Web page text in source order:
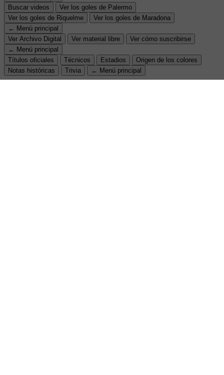
Buscar videos
Ver los goles de Palermo
Ver los goles de Riquelme
Ver los goles de Maradona
← Menú principal
Ver Archivo Digital
Ver material libre
Ver cómo suscribirse
← Menú principal
Títulos oficiales
Técnicos Estadios
Origen de los colores
Notas históricas
Trivia ← Menú principal